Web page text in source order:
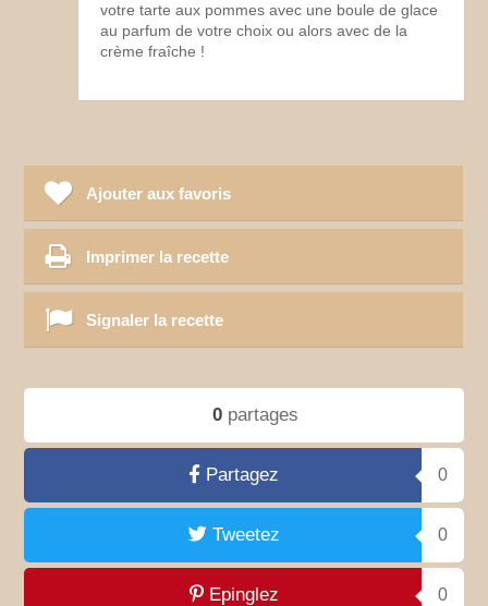
votre tarte aux pommes avec une boule de glace
au parfum de votre choix ou alors avec de la
crème fraîche !
Ajouter aux favoris
Imprimer la recette
Signaler la recette
0partages
Partagez 0
Tweetez 0
Epinglez 0